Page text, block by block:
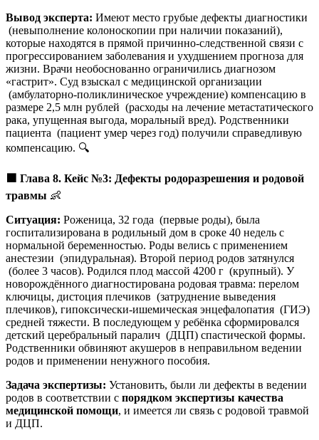
Вывод эксперта: Имеют место грубые дефекты диагностики
(невыполнение колоноскопии при наличии показаний),
которые находятся в прямой причинно-следственной связи с
прогрессированием заболевания и ухудшением прогноза для
жизни. Врачи необоснованно ограничились диагнозом
«гастрит». Суд взыскал с медицинской организации
(амбулаторно-поликлиническое учреждение) компенсацию в
размере 2,5 млн рублей (расходы на лечение метастатического
рака, упущенная выгода, моральный вред). Родственники
пациента (пациент умер через год) получили справедливую
компенсацию. 🔍
Глава 8. Кейс №3: Дефекты родоразрешения и родовой
травмы 👶
Ситуация: Роженица, 32 года (первые роды), была
госпитализирована в родильный дом в сроке 40 недель с
нормальной беременностью. Роды велись с применением
анестезии (эпидуральная). Второй период родов затянулся
(более 3 часов). Родился плод массой 4200 г (крупный). У
новорождённого диагностирована родовая травма: перелом
ключицы, дистоция плечиков (затруднение выведения
плечиков), гипоксически-ишемическая энцефалопатия (ГИЭ)
средней тяжести. В последующем у ребёнка сформировался
детский церебральный паралич (ДЦП) спастической формы.
Родственники обвиняют акушеров в неправильном ведении
родов и применении ненужного пособия.
Задача экспертизы: Установить, были ли дефекты в ведении
родов в соответствии с порядком экспертизы качества
медицинской помощи, и имеется ли связь с родовой травмой
и ДЦП.